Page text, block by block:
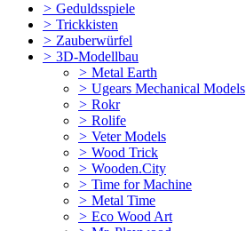
> Geduldsspiele
> Trickkisten
> Zauberwürfel
> 3D-Modellbau
> Metal Earth
> Ugears Mechanical Models
> Rokr
> Rolife
> Veter Models
> Wood Trick
> Wooden.City
> Time for Machine
> Metal Time
> Eco Wood Art